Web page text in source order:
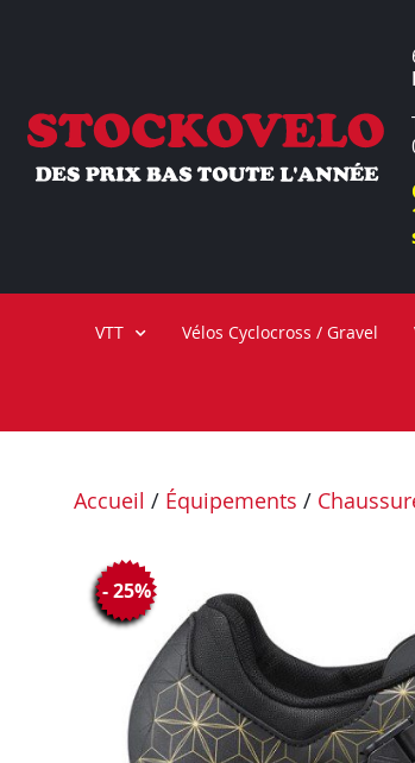
VTT Vélos Cyclocross / Gravel
Accueil / Équipements /
- 25%